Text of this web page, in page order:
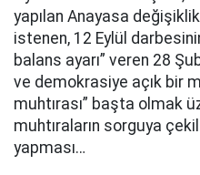
yapılan Anayasa
istenen, 12 Eylül
balans ayarı” veren 28
ve demokrasiye açık bir
muhtırası” başta olmak
muhtıraların sorguya
yapması…